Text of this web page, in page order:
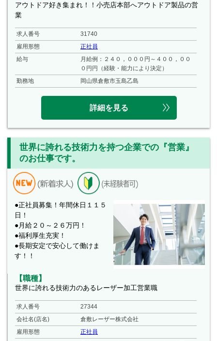
アウトドア好き集まれ！！小売店本部へアウトドア製品の営
業
求人番号
31740
雇用形態
正社員
給与
月給例：２４０，０００円～４００，００
０円円（経験・能力により決定）
勤務地
岡山県倉敷市玉島乙島
詳細を見る
世界に誇れる技術力を持つ企業での『営業』
のお仕事です。
●正社員募集！年間休日１１５
日！
●月給２０～２６万円！
●福利厚生充実！
●長期安定で安心して働けま
す！！
【職種】
世界に誇れる技術力のあるレーザー加工営業職
求人番号
27344
会社名(店名)
倉敷レーザー株式会社
雇用形態
正社員